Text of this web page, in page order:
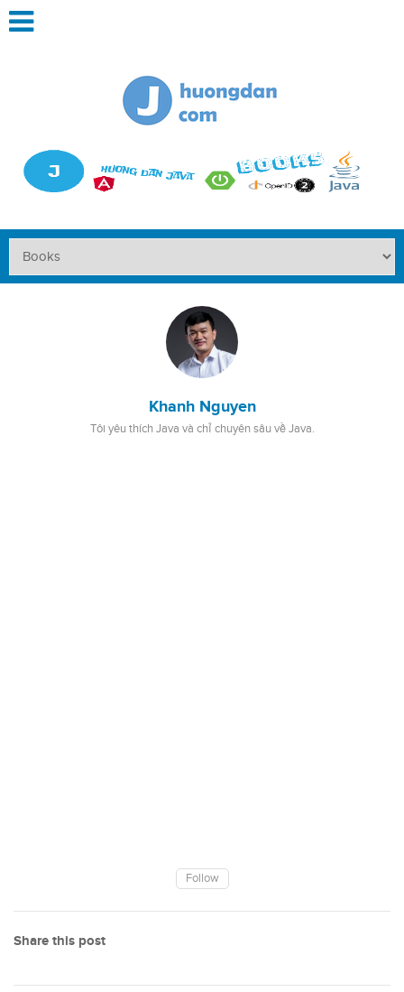
Khanh Nguyen
Tôi yêu thích Java và chỉ chuyên sâu về Java.
Follow
Share this post